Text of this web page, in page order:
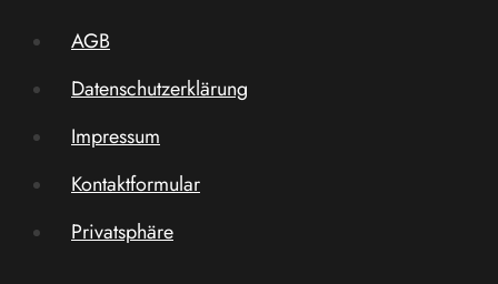
AGB
Datenschutzerklärung
Impressum
Kontaktformular
Privatsphäre